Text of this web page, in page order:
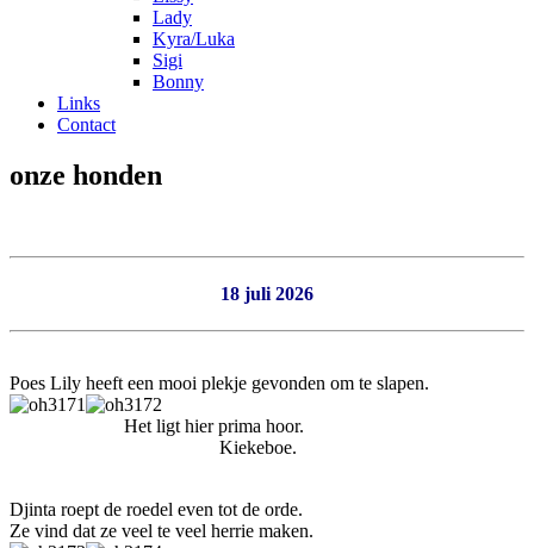
Lady
Kyra/Luka
Sigi
Bonny
Links
Contact
onze honden
18 juli 2026
Poes Lily heeft een mooi plekje gevonden om te slapen.
Het ligt hier prima hoor.
Kiekeboe.
Djinta roept de roedel even tot de orde.
Ze vind dat ze veel te veel herrie maken.